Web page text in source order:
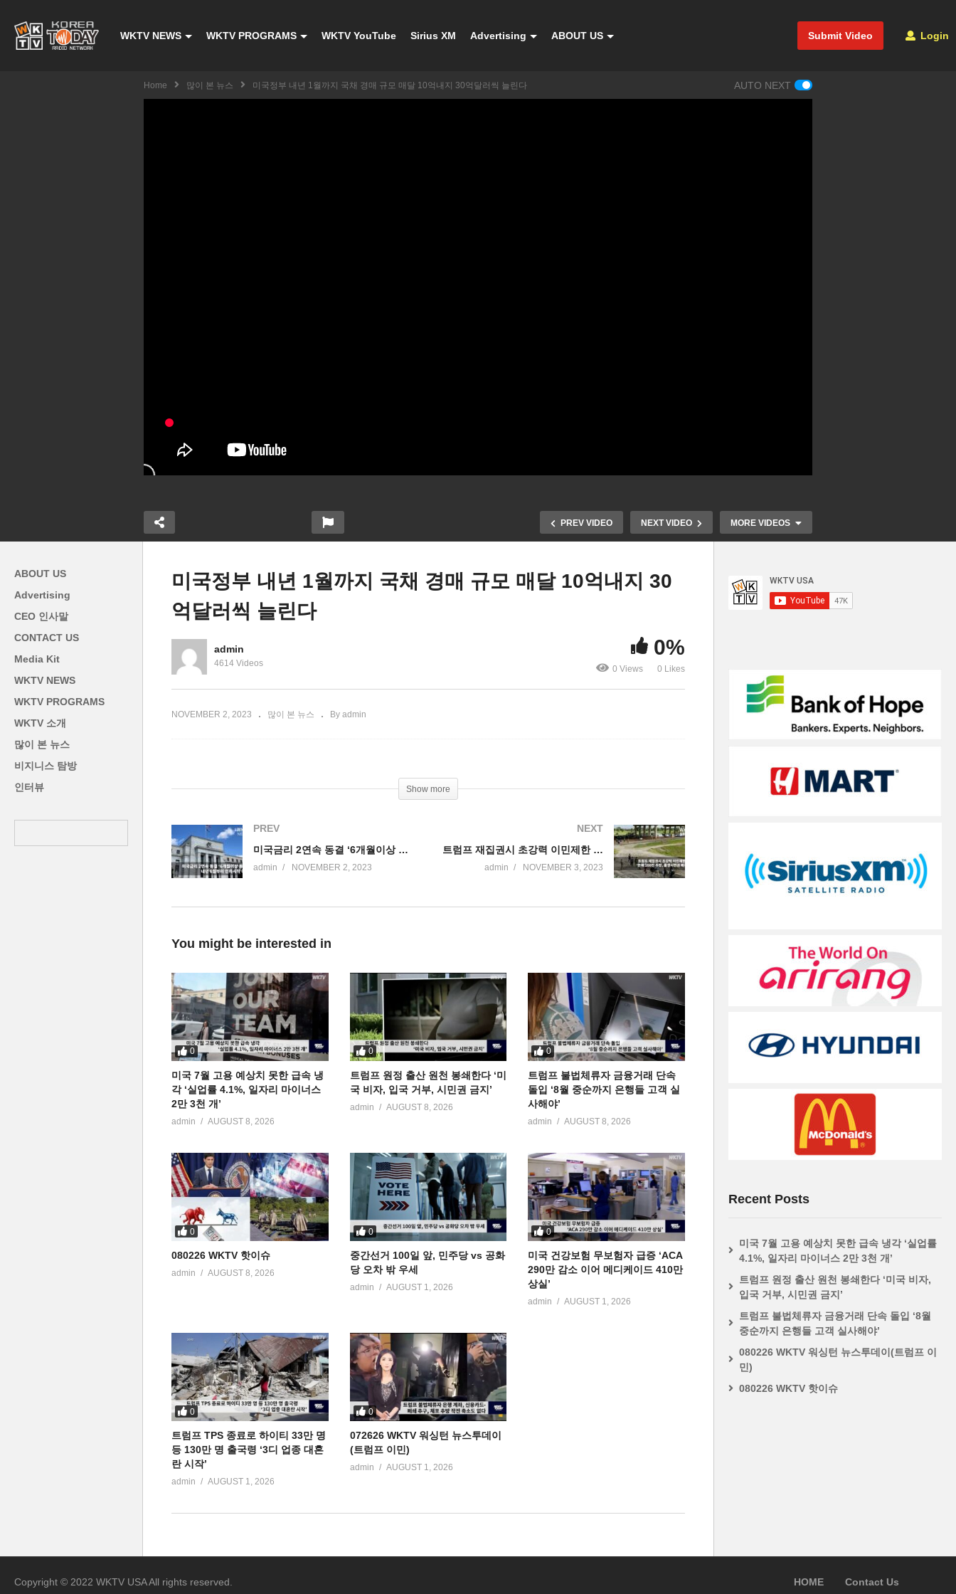
Submit Video Login
WKTV NEWS WKTV PROGRAMS WKTV YouTube Sirius XM Advertising ABOUT US
Home 많이 본 뉴스 미국정부 내년 1월까지 국채 경매 규모 매달 10억내지 30억달러씩 늘린다 AUTO NEXT
PREV VIDEO NEXT VIDEO MORE VIDEOS
미국 셀러가 부동산 커미션
‘부동산 중개시장 요동’
이스라엘 ‘비밀의 장막’ 군사작
ABOUT US
Advertising
CEO 인사말
CONTACT US
Media Kit
WKTV NEWS
WKTV PROGRAMS
WKTV 소개
많이 본 뉴스
비지니스 탐방
인터뷰
미국정부 내년 1월까지 국채 경매 규모 매달 10억내지 30
억달러씩 늘린다
admin
4614 Videos
0%
0 Views 0 Likes
NOVEMBER 2, 2023 많이 본 뉴스 By admin
Show more
PREV
미국금리 2연속 동결 ‘6개월이상 동결후 내년 6월부터 인하시작 예상’
admin NOVEMBER 2, 2023
NEXT
트럼프 재집권시 초강력 이민제한 공약 ‘한해 100만 추방, 출생시민권 폐지 등’
admin NOVEMBER 3, 2023
You might be interested in
0
미국 7월 고용 예상치 못한 급속 냉
각 ‘실업률 4.1%, 일자리 마이너스
2만 3천 개’
admin AUGUST 8, 2026
0
트럼프 원정 출산 원천 봉쇄한다 ‘미
국 비자, 입국 거부, 시민권 금지’
admin AUGUST 8, 2026
0
트럼프 불법체류자 금융거래 단속
돌입 ‘8월 중순까지 은행들 고객 실
사해야’
admin AUGUST 8, 2026
0
080226 WKTV 핫이슈
admin AUGUST 8, 2026
0
중간선거 100일 앞, 민주당 vs 공화
당 오차 밖 우세
admin AUGUST 1, 2026
0
미국 건강보험 무보험자 급증 ‘ACA
290만 감소 이어 메디케이드 410만
상실’
admin AUGUST 1, 2026
0
트럼프 TPS 종료로 하이티 33만 명
등 130만 명 출국령 ‘3디 업종 대혼
란 시작’
admin AUGUST 1, 2026
0
072626 WKTV 워싱턴 뉴스투데이
(트럼프 이민)
admin AUGUST 1, 2026
Recent Posts
미국 7월 고용 예상치 못한 급속 냉각 ‘실업률
4.1%, 일자리 마이너스 2만 3천 개’
트럼프 원정 출산 원천 봉쇄한다 ‘미국 비자,
입국 거부, 시민권 금지’
트럼프 불법체류자 금융거래 단속 돌입 ‘8월
중순까지 은행들 고객 실사해야’
080226 WKTV 워싱턴 뉴스투데이(트럼프 이
민)
080226 WKTV 핫이슈
Copyright © 2022 WKTV USA All rights reserved. HOME Contact Us